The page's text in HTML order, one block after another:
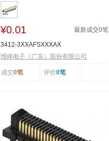
¥0.01 最新成交0笔
3412-3XXAFSXXXAX
维峰电子（广东）股份有限公司
成交0笔 评价0笔